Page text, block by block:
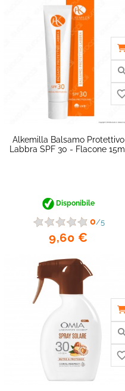
Alkemilla Balsamo Protettivo
Labbra SPF 30 - Flacone 15ml
Disponibile
0/5
9,60 €